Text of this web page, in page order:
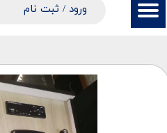
ورود / ثبت نام
خروج از حساب کاربری